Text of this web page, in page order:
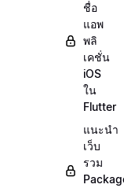
ชื่อ
แอพ
พลิ
เคชั่น
iOS
ใน
Flutter
แนะนำ
เว็บ
รวม